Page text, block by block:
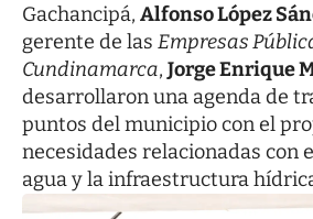
Gachancipá, Alfonso López
gerente de las Empresas
Cundinamarca, Jorge Enrique
desarrollaron una agenda de
puntos del municipio con el
necesidades relacionadas con
agua y la infraestructura